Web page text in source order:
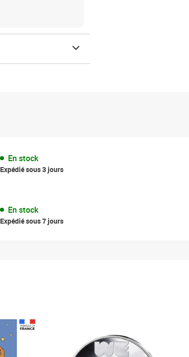
En stock
Expédié sous 3 jours
En stock
Expédié sous 7 jours